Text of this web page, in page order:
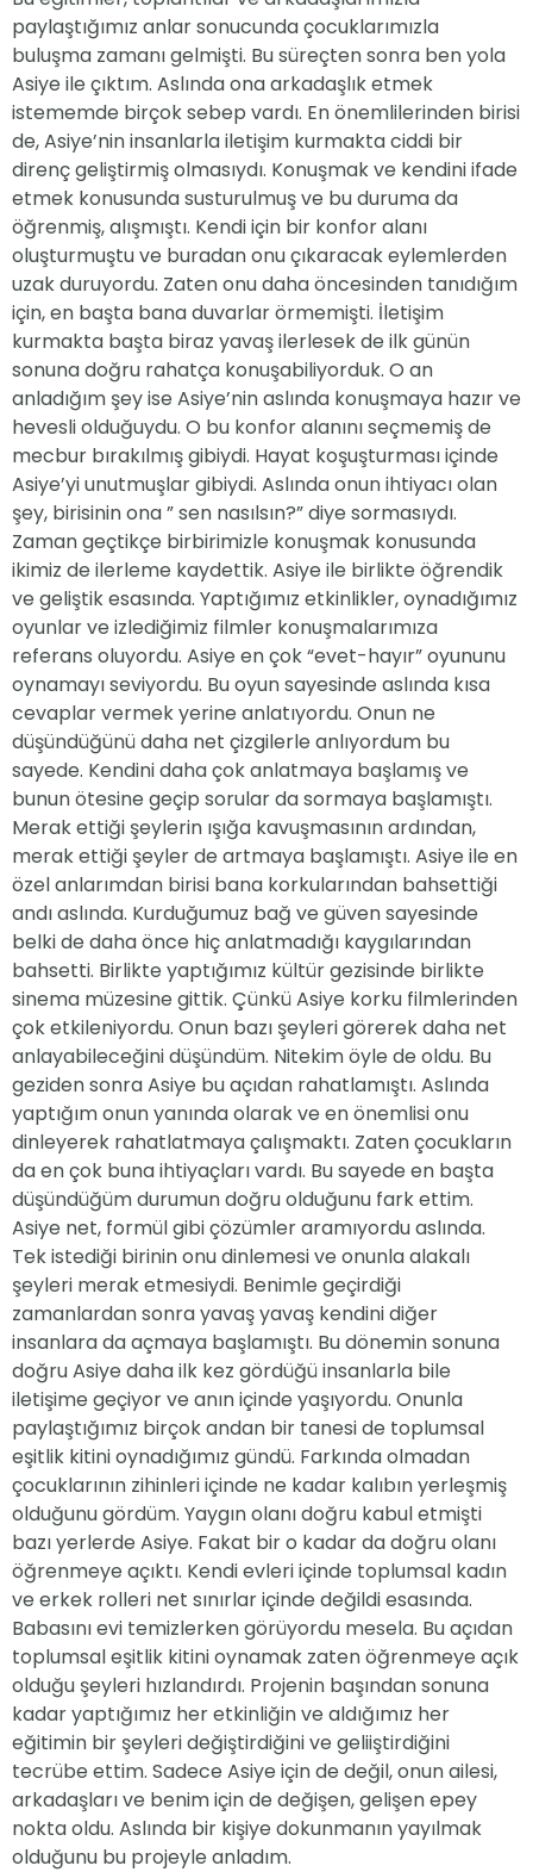
paylaştığımız anlar sonucunda çocuklarımızla
buluşma zamanı gelmişti. Bu süreçten sonra ben yola
Asiye ile çıktım. Aslında ona arkadaşlık etmek
istememde birçok sebep vardı. En önemlilerinden birisi
de, Asiye’nin insanlarla iletişim kurmakta ciddi bir
direnç geliştirmiş olmasıydı. Konuşmak ve kendini ifade
etmek konusunda susturulmuş ve bu duruma da
öğrenmiş, alışmıştı. Kendi için bir konfor alanı
oluşturmuştu ve buradan onu çıkaracak eylemlerden
uzak duruyordu. Zaten onu daha öncesinden tanıdığım
için, en başta bana duvarlar örmemişti. İletişim
kurmakta başta biraz yavaş ilerlesek de ilk günün
sonuna doğru rahatça konuşabiliyorduk. O an
anladığım şey ise Asiye’nin aslında konuşmaya hazır ve
hevesli olduğuydu. O bu konfor alanını seçmemiş de
mecbur bırakılmış gibiydi. Hayat koşuşturması içinde
Asiye’yi unutmuşlar gibiydi. Aslında onun ihtiyacı olan
şey, birisinin ona ” sen nasılsın?” diye sormasıydı.
Zaman geçtikçe birbirimizle konuşmak konusunda
ikimiz de ilerleme kaydettik. Asiye ile birlikte öğrendik
ve geliştik esasında. Yaptığımız etkinlikler, oynadığımız
oyunlar ve izlediğimiz filmler konuşmalarımıza
referans oluyordu. Asiye en çok “evet-hayır” oyununu
oynamayı seviyordu. Bu oyun sayesinde aslında kısa
cevaplar vermek yerine anlatıyordu. Onun ne
düşündüğünü daha net çizgilerle anlıyordum bu
sayede. Kendini daha çok anlatmaya başlamış ve
bunun ötesine geçip sorular da sormaya başlamıştı.
Merak ettiği şeylerin ışığa kavuşmasının ardından,
merak ettiği şeyler de artmaya başlamıştı. Asiye ile en
özel anlarımdan birisi bana korkularından bahsettiği
andı aslında. Kurduğumuz bağ ve güven sayesinde
belki de daha önce hiç anlatmadığı kaygılarından
bahsetti. Birlikte yaptığımız kültür gezisinde birlikte
sinema müzesine gittik. Çünkü Asiye korku filmlerinden
çok etkileniyordu. Onun bazı şeyleri görerek daha net
anlayabileceğini düşündüm. Nitekim öyle de oldu. Bu
geziden sonra Asiye bu açıdan rahatlamıştı. Aslında
yaptığım onun yanında olarak ve en önemlisi onu
dinleyerek rahatlatmaya çalışmaktı. Zaten çocukların
da en çok buna ihtiyaçları vardı. Bu sayede en başta
düşündüğüm durumun doğru olduğunu fark ettim.
Asiye net, formül gibi çözümler aramıyordu aslında.
Tek istediği birinin onu dinlemesi ve onunla alakalı
şeyleri merak etmesiydi. Benimle geçirdiği
zamanlardan sonra yavaş yavaş kendini diğer
insanlara da açmaya başlamıştı. Bu dönemin sonuna
doğru Asiye daha ilk kez gördüğü insanlarla bile
iletişime geçiyor ve anın içinde yaşıyordu. Onunla
paylaştığımız birçok andan bir tanesi de toplumsal
eşitlik kitini oynadığımız gündü. Farkında olmadan
çocuklarının zihinleri içinde ne kadar kalıbın yerleşmiş
olduğunu gördüm. Yaygın olanı doğru kabul etmişti
bazı yerlerde Asiye. Fakat bir o kadar da doğru olanı
öğrenmeye açıktı. Kendi evleri içinde toplumsal kadın
ve erkek rolleri net sınırlar içinde değildi esasında.
Babasını evi temizlerken görüyordu mesela. Bu açıdan
toplumsal eşitlik kitini oynamak zaten öğrenmeye açık
olduğu şeyleri hızlandırdı. Projenin başından sonuna
kadar yaptığımız her etkinliğin ve aldığımız her
eğitimin bir şeyleri değiştirdiğini ve geliiştirdiğini
tecrübe ettim. Sadece Asiye için de değil, onun ailesi,
arkadaşları ve benim için de değişen, gelişen epey
nokta oldu. Aslında bir kişiye dokunmanın yayılmak
olduğunu bu projeyle anladım.